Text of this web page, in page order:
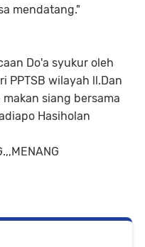
mendatang."
Do'a syukur oleh
PPTSB wilayah ll.Dan
siang bersama
Hasiholan